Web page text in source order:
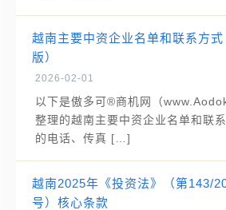
越南主要中资企业名单和联系方
版）
2026-02-01
以下是傲多可®商机网（
整理的越南主要中资企业名单和联
的电话、传真 […]
越南2025年《投资法》（第143/
号）核心条款